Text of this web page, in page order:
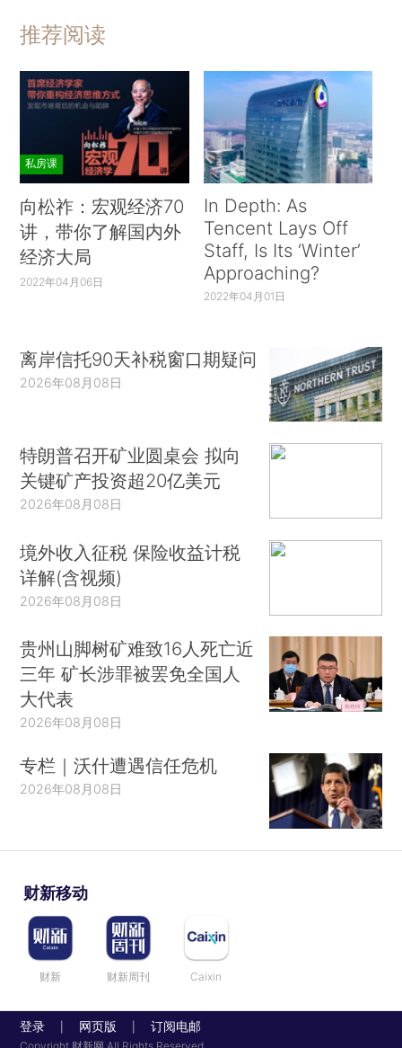
推荐阅读
私房课
向松祚：宏观经济70
讲，带你了解国内外
经济大局
2022年04月06日
In Depth: As
Tencent Lays Off
Staff, Is Its ‘Winter’
Approaching?
2022年04月01日
离岸信托90天补税窗口期疑问
2026年08月08日
特朗普召开矿业圆桌会 拟向
关键矿产投资超20亿美元
2026年08月08日
境外收入征税 保险收益计税
详解(含视频)
2026年08月08日
贵州山脚树矿难致16人死亡近
三年 矿长涉罪被罢免全国人
大代表
2026年08月08日
专栏｜沃什遭遇信任危机
2026年08月08日
财新移动
财新 财新周刊 Caixin
登录 网页版 订阅电邮